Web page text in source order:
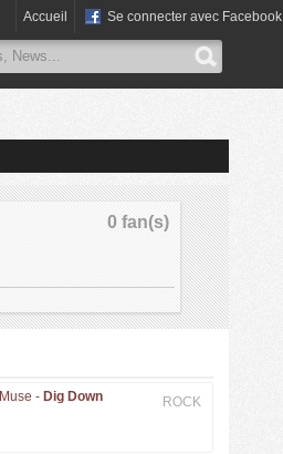
Accueil Se connecter avec Facebook
0 fan(s)
ROCK
Muse - Dig Down